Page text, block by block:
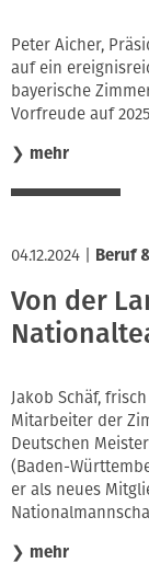
Peter Aicher,
auf ein
bayerische
Vorfreude auf
❯ mehr
04.12.2024 Beruf
Von der
Jakob Schäf,
Mitarbeiter der
Deutschen
(Baden-
er als neues
❯ mehr